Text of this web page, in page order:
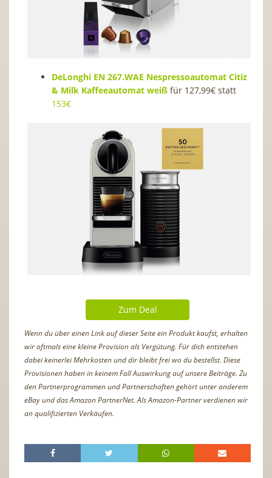
DeLonghi EN 267.WAE Nespressoautomat Citiz
& Milk Kaffeeautomat weiß für 127,99€ statt
153€
Zum Deal
Wenn du über einen Link auf dieser Seite ein Produkt kaufst, erhalten
wir oftmals eine kleine Provision als Vergütung. Für dich entstehen
dabei keinerlei Mehrkosten und dir bleibt frei wo du bestellst. Diese
Provisionen haben in keinem Fall Auswirkung auf unsere Beiträge. Zu
den Partnerprogrammen und Partnerschaften gehört unter anderem
eBay und das Amazon PartnerNet. Als Amazon-Partner verdienen wir
an qualifizierten Verkäufen.